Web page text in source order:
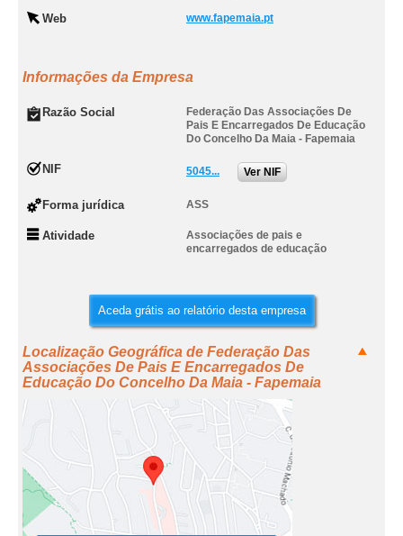
Web www.fapemaia.pt
Informações da Empresa
Razão Social
Federação Das Associações De
Pais E Encarregados De Educação
Do Concelho Da Maia - Fapemaia
NIF 5045... Ver NIF
Forma jurídica ASS
Atividade
Associações de pais e
encarregados de educação
Aceda grátis ao relatório desta empresa
Localização Geográfica de Federação Das
Associações De Pais E Encarregados De
Educação Do Concelho Da Maia - Fapemaia